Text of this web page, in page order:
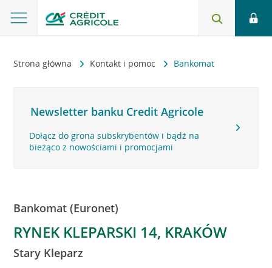
Strona główna Kontakt i pomoc Bankomat
Newsletter banku Credit Agricole
Dołącz do grona subskrybentów i bądź na
bieżąco z nowościami i promocjami
Bankomat (Euronet)
RYNEK KLEPARSKI 14, KRAKÓW
Stary Kleparz